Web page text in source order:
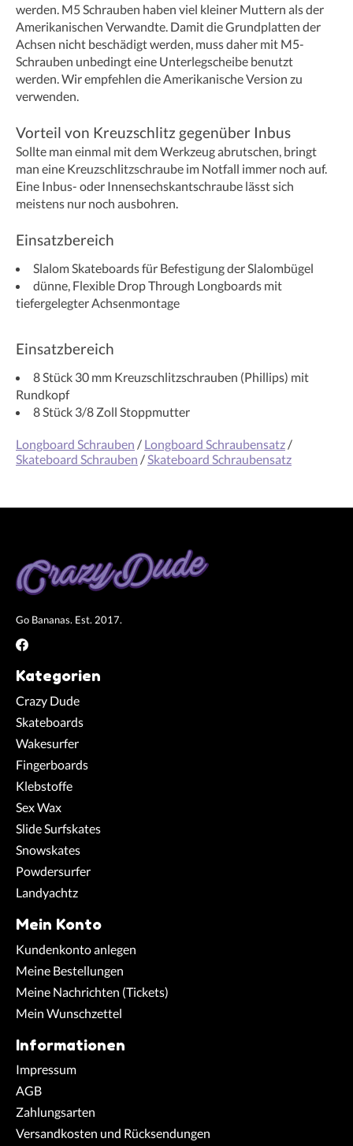
werden. M5 Schrauben haben viel kleiner Muttern als der
Amerikanischen Verwandte. Damit die Grundplatten der
Achsen nicht beschädigt werden, muss daher mit M5-
Schrauben unbedingt eine Unterlegscheibe benutzt
werden. Wir empfehlen die Amerikanische Version zu
verwenden.
Vorteil von Kreuzschlitz gegenüber Inbus
Sollte man einmal mit dem Werkzeug abrutschen, bringt
man eine Kreuzschlitzschraube im Notfall immer noch auf.
Eine Inbus- oder Innensechskantschraube lässt sich
meistens nur noch ausbohren.
Einsatzbereich
Slalom Skateboards für Befestigung der Slalombügel
dünne, Flexible Drop Through Longboards mit
tiefergelegter Achsenmontage
Einsatzbereich
8 Stück 30 mm Kreuzschlitzschrauben (Phillips) mit
Rundkopf
8 Stück 3/8 Zoll Stoppmutter
Longboard Schrauben / Longboard Schraubensatz /
Skateboard Schrauben / Skateboard Schraubensatz
Go Bananas. Est. 2017.
Kategorien
Crazy Dude
Skateboards
Wakesurfer
Fingerboards
Klebstoffe
Sex Wax
Slide Surfskates
Snowskates
Powdersurfer
Landyachtz
Mein Konto
Kundenkonto anlegen
Meine Bestellungen
Meine Nachrichten (Tickets)
Mein Wunschzettel
Informationen
Impressum
AGB
Zahlungsarten
Versandkosten und Rücksendungen